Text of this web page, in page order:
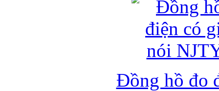
Đồng hồ đo